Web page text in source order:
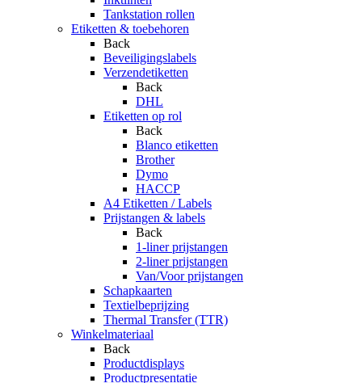
Tankstation rollen
Etiketten & toebehoren
Back
Beveiligingslabels
Verzendetiketten
Back
DHL
Etiketten op rol
Back
Blanco etiketten
Brother
Dymo
HACCP
A4 Etiketten / Labels
Prijstangen & labels
Back
1-liner prijstangen
2-liner prijstangen
Van/Voor prijstangen
Schapkaarten
Textielbeprijzing
Thermal Transfer (TTR)
Winkelmateriaal
Back
Productdisplays
Productpresentatie